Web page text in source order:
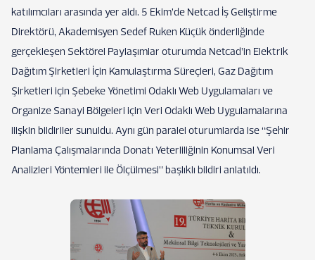
katılımcıları arasında yer aldı. 5 Ekim’de Netcad İş Geliştirme
Direktörü, Akademisyen Sedef Ruken Küçük önderliğinde
gerçekleşen Sektörel Paylaşımlar oturumda Netcad’in Elektrik
Dağıtım Şirketleri İçin Kamulaştırma Süreçleri, Gaz Dağıtım
Şirketleri için Şebeke Yönetimi Odaklı Web Uygulamaları ve
Organize Sanayi Bölgeleri için Veri Odaklı Web Uygulamalarına
ilişkin bildiriler sunuldu. Aynı gün paralel oturumlarda ise “Şehir
Planlama Çalışmalarında Donatı Yeterliliğinin Konumsal Veri
Analizleri Yöntemleri ile Ölçülmesi” başlıklı bildiri anlatıldı.